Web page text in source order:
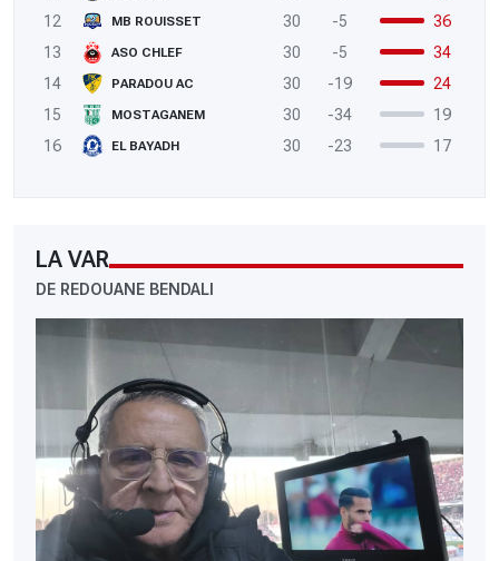
12
MB ROUISSET 30 -5
36
13
ASO CHLEF 30 -5
34
14
PARADOU AC 30 -19
24
15
MOSTAGANEM 30 -34
19
16
EL BAYADH 30 -23 17
LA VAR
DE REDOUANE BENDALI